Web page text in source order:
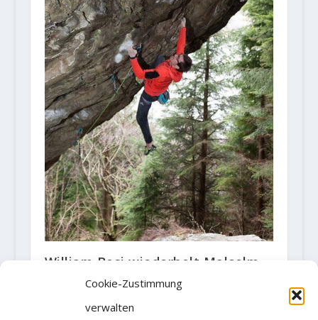
Cookie-Zustimmung
verwalten
William Bosi wiederholt Malcolm
Smiths Route „Hunger“ (9a)